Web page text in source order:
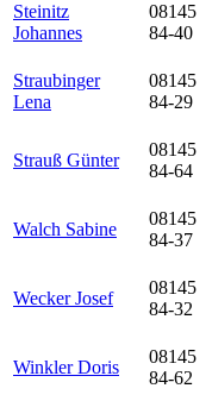
Steinitz
Johannes
08145
84-40
Straubinger
Lena
08145
84-29
Strauß Günter
08145
84-64
Walch Sabine
08145
84-37
Wecker Josef
08145
84-32
Winkler Doris
08145
84-62